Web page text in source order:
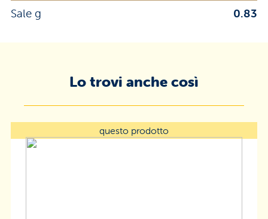
Sale g
0.83
Lo trovi anche così
questo prodotto